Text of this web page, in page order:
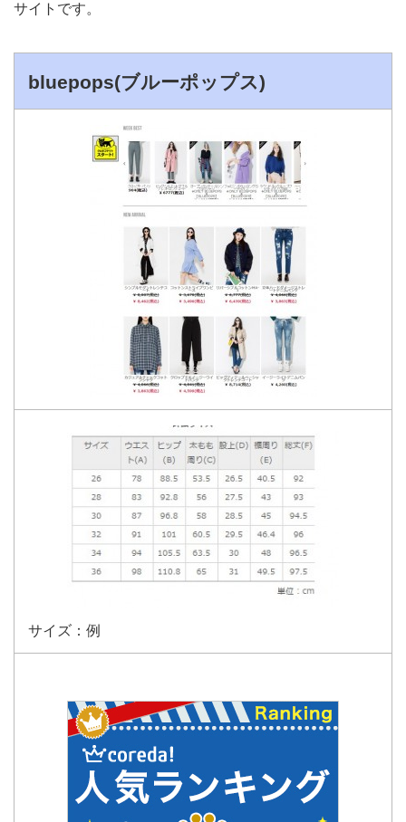
サイトです。
bluepops(ブルーポップス)
サイズ：例